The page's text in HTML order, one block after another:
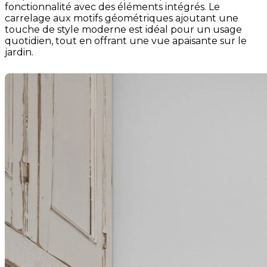
fonctionnalité avec des éléments intégrés. Le
carrelage aux motifs géométriques ajoutant une
touche de style moderne est idéal pour un usage
quotidien, tout en offrant une vue apaisante sur le
jardin.